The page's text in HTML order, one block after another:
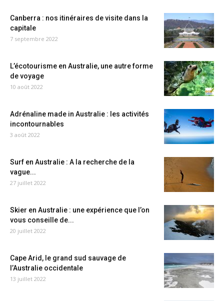
Canberra : nos itinéraires de visite dans la
capitale
7 septembre 2022
L’écotourisme en Australie, une autre forme
de voyage
10 août 2022
Adrénaline made in Australie : les activités
incontournables
3 août 2022
Surf en Australie : A la recherche de la
vague...
27 juillet 2022
Skier en Australie : une expérience que l’on
vous conseille de...
20 juillet 2022
Cape Arid, le grand sud sauvage de
l’Australie occidentale
13 juillet 2022